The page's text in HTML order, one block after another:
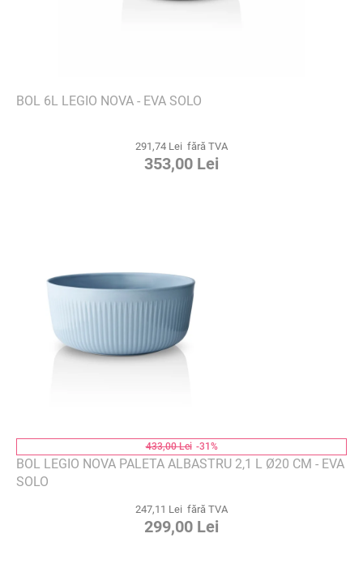
BOL 6L LEGIO NOVA - EVA SOLO
291,74 Lei fără TVA
353,00 Lei
433,00 Lei -31%
BOL LEGIO NOVA PALETA ALBASTRU 2,1 L Ø20 CM - EVA
SOLO
247,11 Lei fără TVA
299,00 Lei